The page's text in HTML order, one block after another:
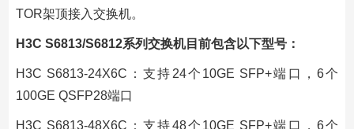
TOR架顶接入交换机。
H3C S6813/S6812系列交换机目前包含以下型号：
H3C S6813-24X6C：支持24个10GE SFP+端口，6个
100GE QSFP28端口
H3C S6813-48X6C：支持48个10GE SFP+端口，6个